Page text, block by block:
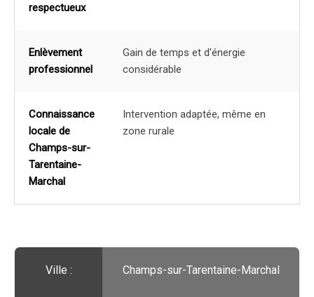
respectueux
Enlèvement
professionnel
Gain de temps et d'énergie
considérable
Connaissance
locale de
Champs-sur-
Tarentaine-
Marchal
Intervention adaptée, même en
zone rurale
Ville :️ Champs-sur-Tarentaine-Marchal